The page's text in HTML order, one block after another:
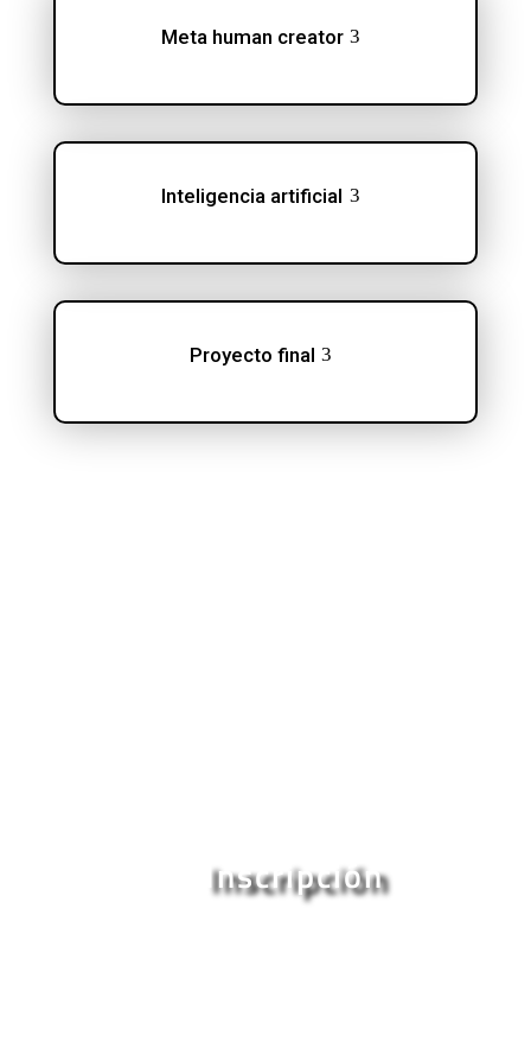
Meta human creator
Inteligencia artificial
Proyecto final
Inscripción